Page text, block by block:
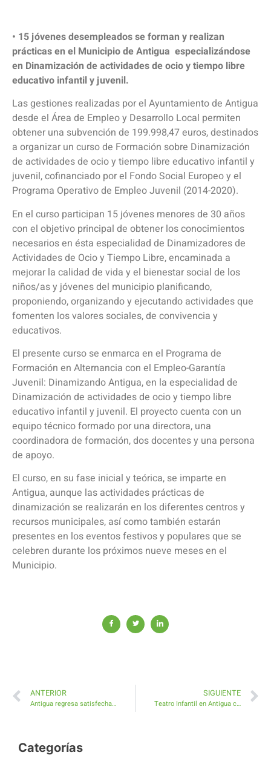
• 15 jóvenes desempleados se forman y realizan
prácticas en el Municipio de Antigua especializándose
en Dinamización de actividades de ocio y tiempo libre
educativo infantil y juvenil.
Las gestiones realizadas por el Ayuntamiento de Antigua
desde el Área de Empleo y Desarrollo Local permiten
obtener una subvención de 199.998,47 euros, destinados
a organizar un curso de Formación sobre Dinamización
de actividades de ocio y tiempo libre educativo infantil y
juvenil, cofinanciado por el Fondo Social Europeo y el
Programa Operativo de Empleo Juvenil (2014-2020).
En el curso participan 15 jóvenes menores de 30 años
con el objetivo principal de obtener los conocimientos
necesarios en ésta especialidad de Dinamizadores de
Actividades de Ocio y Tiempo Libre, encaminada a
mejorar la calidad de vida y el bienestar social de los
niños/as y jóvenes del municipio planificando,
proponiendo, organizando y ejecutando actividades que
fomenten los valores sociales, de convivencia y
educativos.
El presente curso se enmarca en el Programa de
Formación en Alternancia con el Empleo-Garantía
Juvenil: Dinamizando Antigua, en la especialidad de
Dinamización de actividades de ocio y tiempo libre
educativo infantil y juvenil. El proyecto cuenta con un
equipo técnico formado por una directora, una
coordinadora de formación, dos docentes y una persona
de apoyo.
El curso, en su fase inicial y teórica, se imparte en
Antigua, aunque las actividades prácticas de
dinamización se realizarán en los diferentes centros y
recursos municipales, así como también estarán
presentes en los eventos festivos y populares que se
celebren durante los próximos nueve meses en el
Municipio.
ANTERIOR
Antigua regresa satisfecha de su trabajo en la Feria de Turismo de Holanda
SIGUIENTE
Teatro Infantil en Antigua con la obra Valiente como un ratón
Categorías